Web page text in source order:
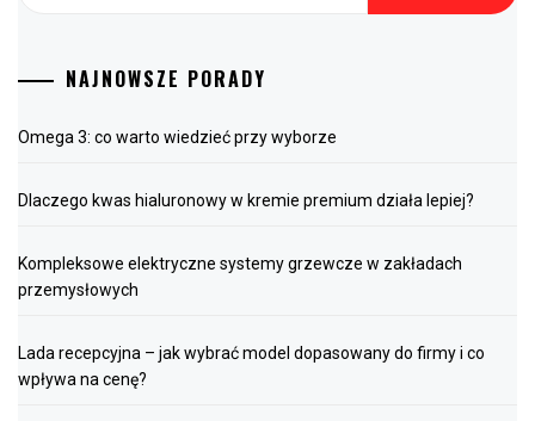
NAJNOWSZE PORADY
Omega 3: co warto wiedzieć przy wyborze
Dlaczego kwas hialuronowy w kremie premium działa lepiej?
Kompleksowe elektryczne systemy grzewcze w zakładach
przemysłowych
Lada recepcyjna – jak wybrać model dopasowany do firmy i co
wpływa na cenę?